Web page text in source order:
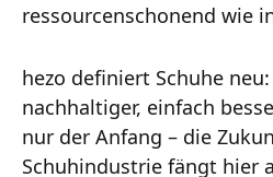
ressourcenschonend wie
hezo definiert Schuhe
nachhaltiger, einfach
nur der Anfang – die
Schuhindustrie fängt hier